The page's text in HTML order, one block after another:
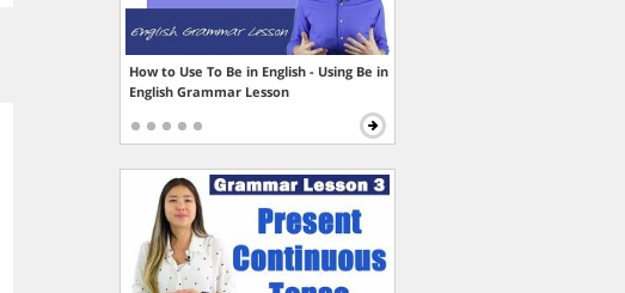
How to Use To Be in English - Using Be in
English Grammar Lesson